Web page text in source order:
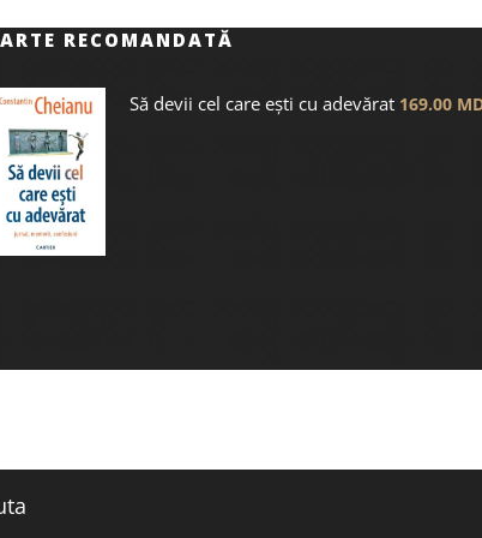
RECOMANDATĂ
Să devii cel care ești cu adevărat 169.00